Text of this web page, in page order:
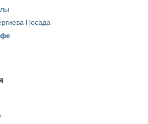
Посада